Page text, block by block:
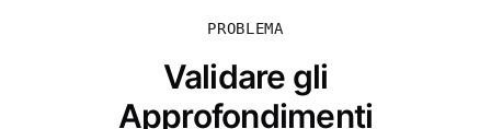
PROBLEMA
Validare gli
Approfondimenti